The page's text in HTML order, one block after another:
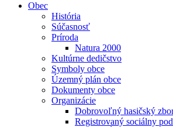
Obec
História
Súčasnosť
Príroda
Natura 2000
Kultúrne dedičstvo
Symboly obce
Územný plán obce
Dokumenty obce
Organizácie
Dobrovoľný hasičský
Registrovaný sociálny